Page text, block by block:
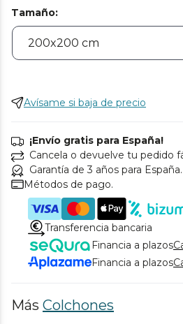
Tamaño:
Avísame si baja de precio
¡Envío gratis para España!
Cancela o devuelve tu pedido
Garantía de 3 años para España.
Métodos de pago.
Transferencia bancaria
Financia a plazos
Financia a plazos
Más Colchones